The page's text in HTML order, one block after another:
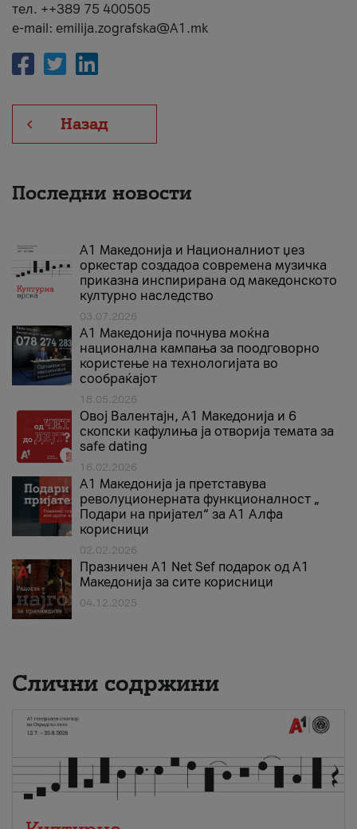
тел. ++389 75 400505
e-mail: emilija.zografska@A1.mk
Назад
Последни новости
А1 Македонија и Националниот џез
оркестар создадоа современа музичка
приказна инспирирана од македонското
културно наследство
03.07.2026
A1 Македонија почнува моќна
национална кампања за поодговорно
користење на технологијата во
сообраќајот
18.05.2026
Овој Валентајн, A1 Македонија и 6
скопски кафулиња ја отворија темата за
safe dating
16.02.2026
А1 Македонија ја претставува
револуционерната функционалност „
Подари на пријател“ за А1 Алфа
корисници
02.02.2026
Празничен A1 Net Sеf подарок од А1
Македонија за сите корисници
04.12.2025
Слични содржини